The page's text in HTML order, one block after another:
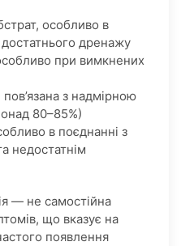
особливо в
дренажу
при вимкнених
пов’язана з надмірною
80–85%)
в поєднанні з
недостатнім
— не самостійна
що вказує на
появлення